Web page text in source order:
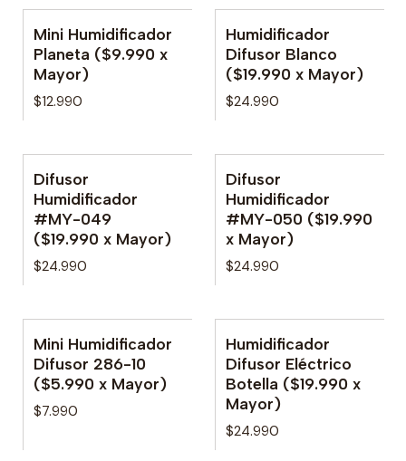
Mini Humidificador
Planeta ($9.990 x
Mayor)
$12.990
No disponible
Humidificador
Difusor Blanco
($19.990 x Mayor)
$24.990
No disponible
Difusor
Humidificador
#MY-049
($19.990 x Mayor)
$24.990
Difusor
Humidificador
#MY-050 ($19.990
x Mayor)
$24.990
No disponible
Mini Humidificador
Difusor 286-10
($5.990 x Mayor)
$7.990
No disponible
Humidificador
Difusor Eléctrico
Botella ($19.990 x
Mayor)
$24.990